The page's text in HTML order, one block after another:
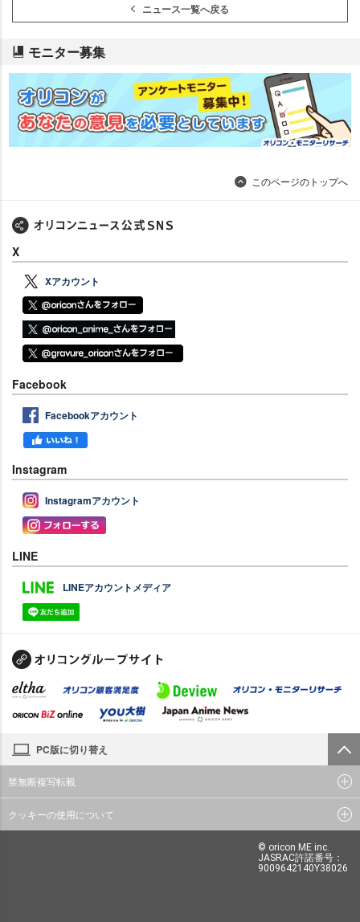
ニュース一覧へ戻る
モニター募集
このページのトップへ
X
Xアカウント
Facebook
Facebookアカウント
Instagram
Instagramアカウント
LINE
LINEアカウントメディア
PC版に切り替え
禁無断複写転載
クッキーの使用について
© oricon ME inc.
JASRAC許諾番号：
9009642140Y38026